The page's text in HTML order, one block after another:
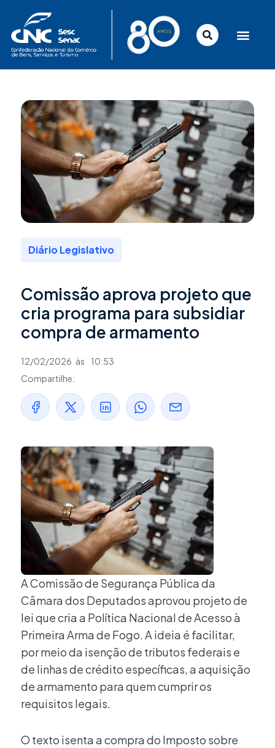
conteúdo
Diário Legislativo
Comissão aprova projeto que
cria programa para subsidiar
compra de armamento
12/02/2026 às
10:53
Compartilhe:
A Comissão de Segurança Pública da
Câmara dos Deputados aprovou projeto de
lei que cria a Política Nacional de Acesso à
Primeira Arma de Fogo. A ideia é facilitar,
por meio da isenção de tributos federais e
de linhas de crédito específicas, a aquisição
de armamento para quem cumprir os
requisitos legais.
O texto isenta a compra do Imposto sobre